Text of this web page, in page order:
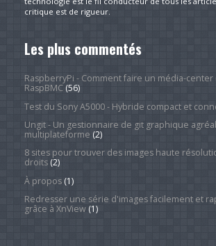
critique est de rigueur.
Les plus commentés
RaspberryPi - Comment faire un média-center
RaspBMC(56)
Test du Sony A5000 - Hybride compact et
Ungit - Un gestionnaire de git graphique
multiplateforme (2)
8 sites pour trouver des images haute
droits(2)
À propos(1)
Redresser une série d'images facilement et
grâce à XnView(1)